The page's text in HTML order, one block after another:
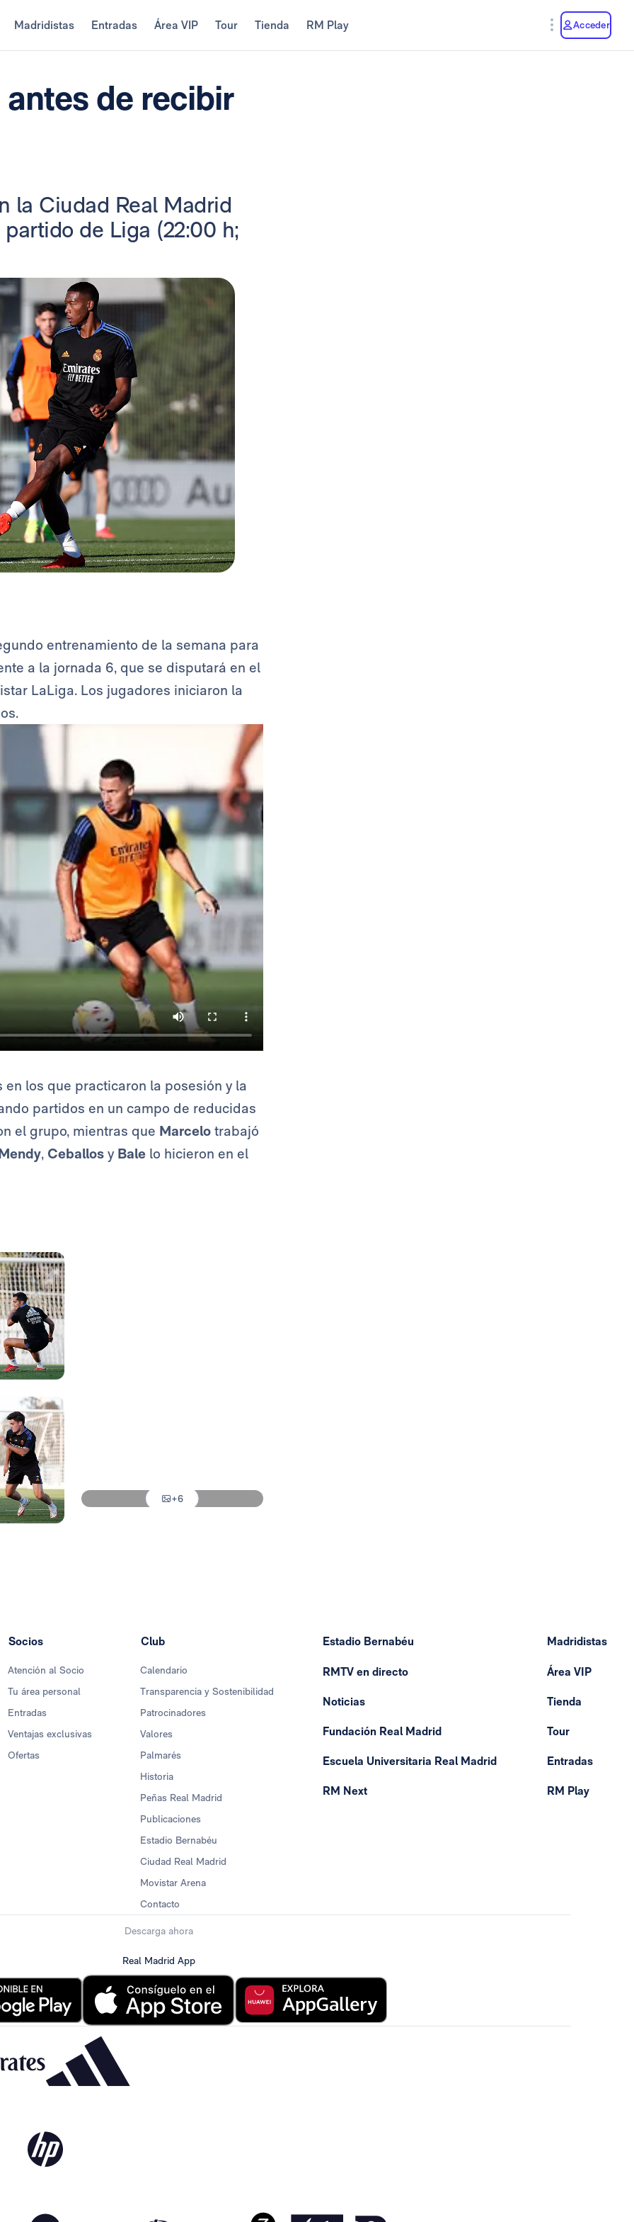
Madridistas Entradas Área VIP Tour Tienda RM Play Acceder
de recibir
la Ciudad Real Madrid
de Liga (22:00 h;
entrenamiento de la semana para
a la jornada 6, que se disputará en el
LaLiga. Los jugadores iniciaron la
los que practicaron la posesión y la
partidos en un campo de reducidas
el grupo, mientras que Marcelo trabajó
, Ceballos y Bale lo hicieron en el
+6
Socios
Atención al Socio
Tu área personal
Entradas
Ventajas exclusivas
Ofertas
Club
Calendario
Transparencia y Sostenibilidad
Patrocinadores
Valores
Palmarés
Historia
Peñas Real Madrid
Publicaciones
Estadio Bernabéu
Ciudad Real Madrid
Movistar Arena
Contacto
Estadio Bernabéu
RMTV en directo
Noticias
Fundación Real Madrid
Escuela Universitaria Real Madrid
RM Next
Madridistas
Área VIP
Tienda
Tour
Entradas
RM Play
Descarga ahora
Real Madrid App